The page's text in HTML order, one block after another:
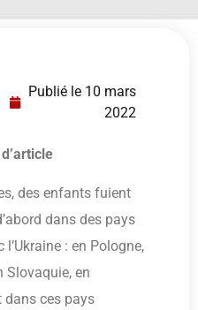
Publié le 10 mars
2022
des enfants fuient
dans des pays
: en Pologne,
Slovaquie, en
dans ces pays